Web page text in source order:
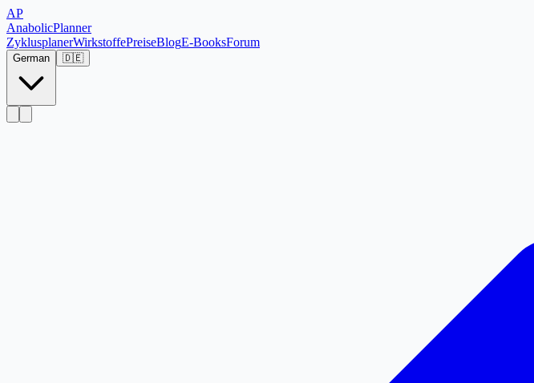
AP
AnabolicPlanner
ZyklusplanerWirkstoffePreiseBlogE-BooksForum
German 🇩🇪